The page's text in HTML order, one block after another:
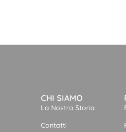
CHI SIAMO
La Nostra Storia
Contatti